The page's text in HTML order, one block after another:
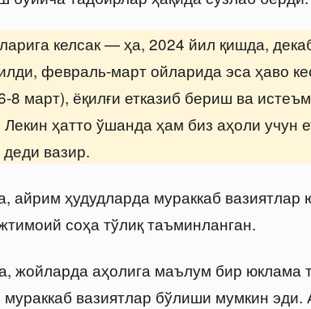
келсак — ҳа, 2024 йил қишда,
февраль-март ойларида эса ҳаво
8 март), ёқилғи етказиб бериш ва
ҳатто ўшанда ҳам биз аҳоли учун
вазир.
айрим ҳудудларда мураккаб вазиятлар
соҳа тўлиқ таъминланган.
жойларда аҳолига маълум бир юклама
вазиятлар бўлиши мумкин